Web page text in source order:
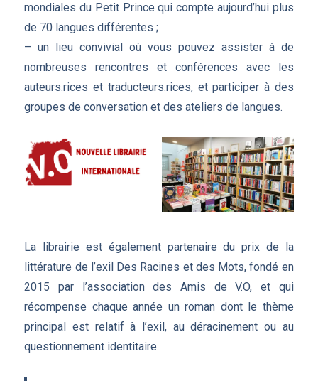
mondiales du Petit Prince qui compte aujourd’hui plus
de 70 langues différentes ;
– un lieu convivial où vous pouvez assister à de
nombreuses rencontres et conférences avec les
auteurs.rices et traducteurs.rices, et participer à des
groupes de conversation et des ateliers de langues.
La librairie est également partenaire du prix de la
littérature de l’exil Des Racines et des Mots, fondé en
2015 par l’association des Amis de V.O, et qui
récompense chaque année un roman dont le thème
principal est relatif à l’exil, au déracinement ou au
questionnement identitaire.